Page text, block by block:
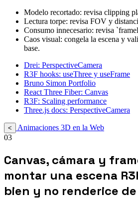
Modelo recortado: revisa clipping
Lectura torpe: revisa FOV y
Consumo innecesario: revisa
Caos visual: congela la escena y
base.
Drei: PerspectiveCamera
R3F hooks: useThree y useFrame
Bruno Simon Portfolio
React Three Fiber: Canvas
R3F: Scaling performance
Three.js docs: PerspectiveCamera
<
Animaciones 3D en la Web
03
Canvas, cámara y
montar una escena
bien y no renderice de